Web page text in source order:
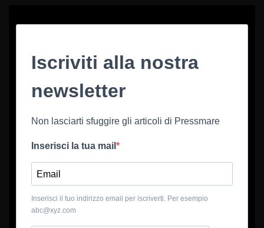
Iscriviti alla nostra
newsletter
Non lasciarti sfuggire gli articoli di Pressmare
Inserisci la tua mail
Inserisci il tuo indirizzo email per iscriverti. Per esempio
abc@xyz.com